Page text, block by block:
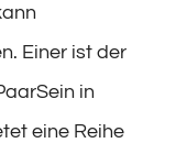
Einer ist der
in
eine Reihe